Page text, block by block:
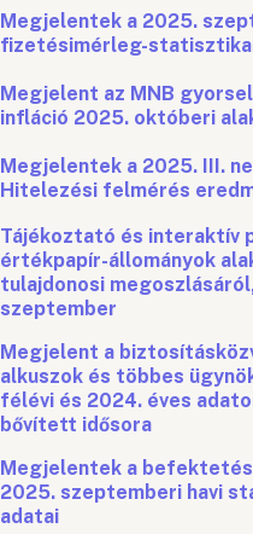
Megjelentek a 2025.
fizetésimérleg-
Megjelent az MNB
infláció 2025. októberi
Megjelentek a 2025. III.
Hitelezési felmérés
Tájékoztató és interaktív
értékpapír-állományok
tulajdonosi
szeptember
Megjelent a
alkuszok és többes
félévi és 2024. éves
bővített idősora
Megjelentek a
2025. szeptemberi havi
adatai